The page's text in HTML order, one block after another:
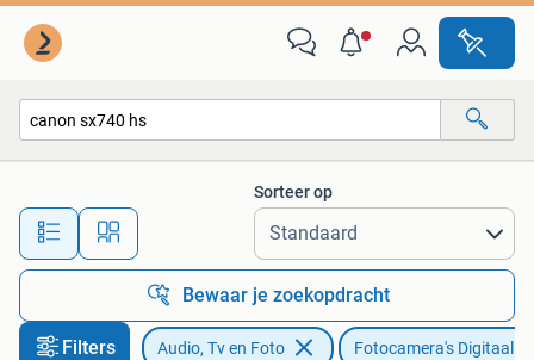
Alle afstanden…
Sorteer op
Bewaar je zoekopdracht
Filters Audio, Tv en Foto Fotocamera's Digitaal